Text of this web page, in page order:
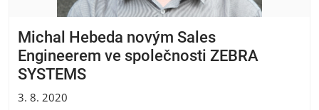
Michal Hebeda novým Sales
Engineerem ve společnosti ZEBRA
SYSTEMS
3. 8. 2020